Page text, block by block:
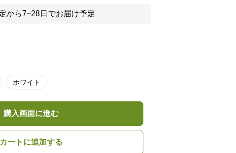
から7~28日でお届け予定
ホワイト
購入画面に進む
カートに追加する